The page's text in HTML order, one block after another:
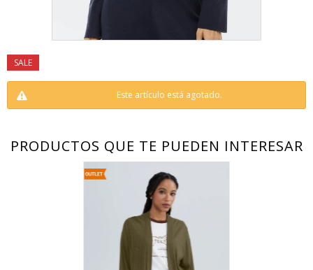
Este artículo está agotado.
PRODUCTOS QUE TE PUEDEN INTERESAR